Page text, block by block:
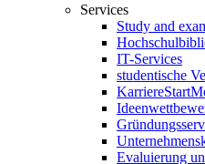
Services
Study and
IT-Services
studentische
Evaluierung